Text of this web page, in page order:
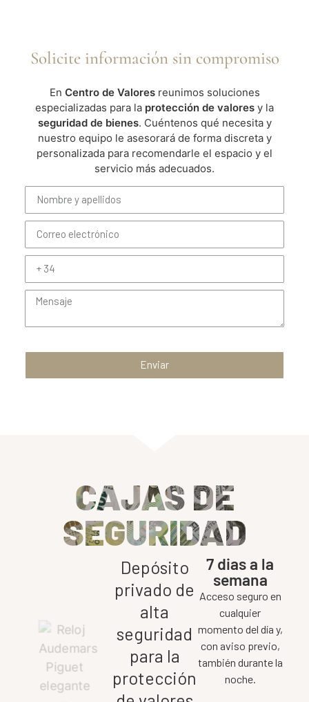
Solicite información sin compromiso
En Centro de Valoresreunimos soluciones
especializadas para la protección de valores y la
seguridad de bienes. Cuéntenos qué necesita y
nuestro equipo le asesorará de forma discreta y
personalizada para recomendarle el espacio y el
servicio más adecuados.
Enviar
CAJAS DE
SEGURIDAD
Depósito
privado de
alta
seguridad
para la
protección
7 dias a la
semana
Acceso seguro en
cualquier
momento del día y,
con aviso previo,
también durante la
noche.